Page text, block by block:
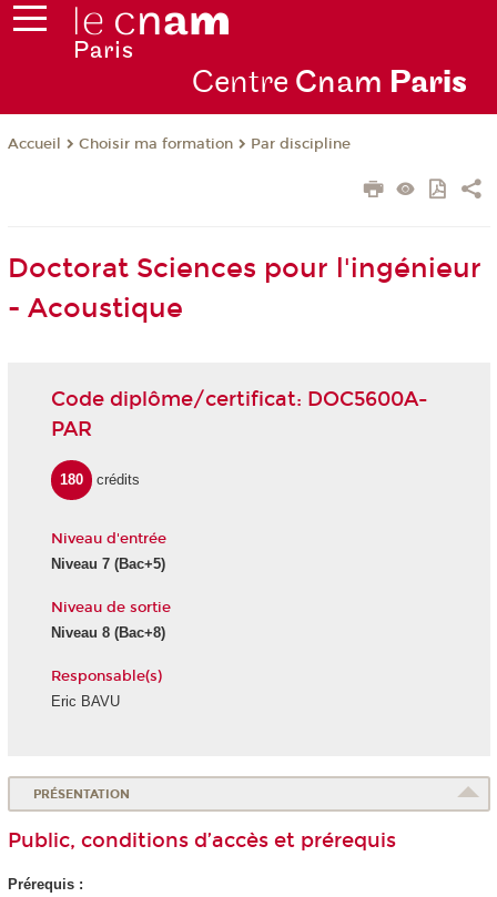
Centre Cnam Paris
Accueil Choisir ma formation Par discipline
Doctorat Sciences pour l'ingénieur
- Acoustique
Code diplôme/certificat: DOC5600A-
PAR
180 crédits
Niveau d'entrée
Niveau 7(Bac+5)
Niveau de sortie
Niveau 8(Bac+8)
Responsable(s)
Eric BAVU
PRÉSENTATION
Public, conditions d’accès et prérequis
Prérequis :